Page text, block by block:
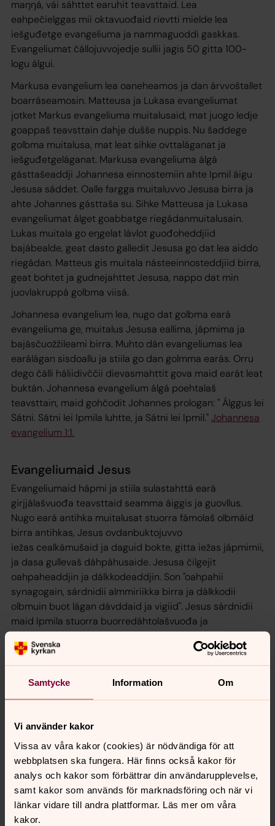
Samtycke Information Om
Vi använder kakor
Vissa av våra kakor (cookies) är nödvändiga för att
webbplatsen ska fungera. Här finns också kakor för
analys och kakor som förbättrar din användarupplevelse,
samt kakor som används för marknadsföring och när vi
länkar vidare till andra plattformar. Läs mer om våra
kakor.
maŋŋá, vái sáhttet earuhit teavsttaid. Lea
eahpečielggas mii oktavuođaid rievtti mielde lea
iešguđetge evangeliuma ja nammaguoddi gaskkas.
Evangeliumat čállojuvvojedje sullii jagis 50 gitta 100-
logu álgui.
Markusa evangelium lea oaneheamos ja dan árvvoštallet
boarráseamosin. Matteusa ja Lukasa evangeliumat
jotket Markus evangeliuma muitalusaid, mat juogo ledje
goappaš teavsttain dahje dušše nuppis. Nu šaddege
golbma muitalusa, mat leat sihke ovttaláganat ja
iešguđetgeláganat. Markusa evangeliuma álgá
gásttašeaddji Johannesa einnostemiin ahte Ipmil áigu
Jesusa sáddet. Oalle fargga muitaluvvo Jesusa birra ja
ahte Johannes gásttaša su. Sihke Matteusa ja Lukasa
evangeliumat álget goabbatge riegádanmuitalusain.
Lukas muitala go eŋgelat lávlot guođoheddjiid
bajábealde, geat dasto galledit Jesusa go dat lea aiddo
riegádan. Matteus gis muitala násteeinnosteddjiid birra,
geat bohtet ja gudnejahttet Jesusa, nappo dat min
juovlakruppá golbma viisá.
Johannesa evangelium lea, nugo dat golbma eará
evangeliuma ge, muitalus Jesusa eallima, jápmima ja
bajásčuožžileami birra. Muhto dán evangeliumas lea
earálágan sisdoallu ja stiila go dan golmma earás. Orru
dego čálli háliidivččii dievasmahttit gova maid earát leat
buktán. Johannesa evangelium álgá poehtalaš
teavsttain, maid gohčodit Johannes prologan: " Álggus lei
Sátni. Sátni lei Ipmila luhtte, ja Sátni lei Ipmil."Johannesa
evangelium 1:1.
Evangeliumaid Jesus
Evangeliumaid hápmi ja stiila sulastahttá eará
girjjálašvuođa teavsttaid seamma áiggis ja guovllus.
Nugo eará antihka muitalusat stuorra fámolaš olbmáid
birra antihkas, Jesus ovdanbuktojuvvo
iežas cealkámušaid ja daguid bokte, gitta iežas jápmimii,
ja dasa gullevaš dáhpáhusaide. Jesusa čilgejit
oahpaheaddjin ja dálkkodeaddjin. Son "oahpahii
synagogain, sárdnidii almmiriikka birra ja dálkkodii
olbmuin buot lágan dávddaid ja vigiid". Jesus sárdnidii
maid Ipmila stuorra buorredáhtolašvuođa ja
ráhkisvuođa birra, gii bovdii buohkaid iežas searvái,
Lukasa evangelium 15:1–32
sáttasátni muitaluvvo govvádusaid bokte ja
guldaleaddjit hástaluvvo dulkot daid. Evangeliumaid
2000 jagi áigi dulkojedje dihto láhkái, sáhttá rievdat
áiggi mielde. Nugo dalle, de fertet dál maid jurdilit
moddii vai ipmirdit maid Jesusa veardádusat
mearkkašit.
Muitalusaid čálligohte